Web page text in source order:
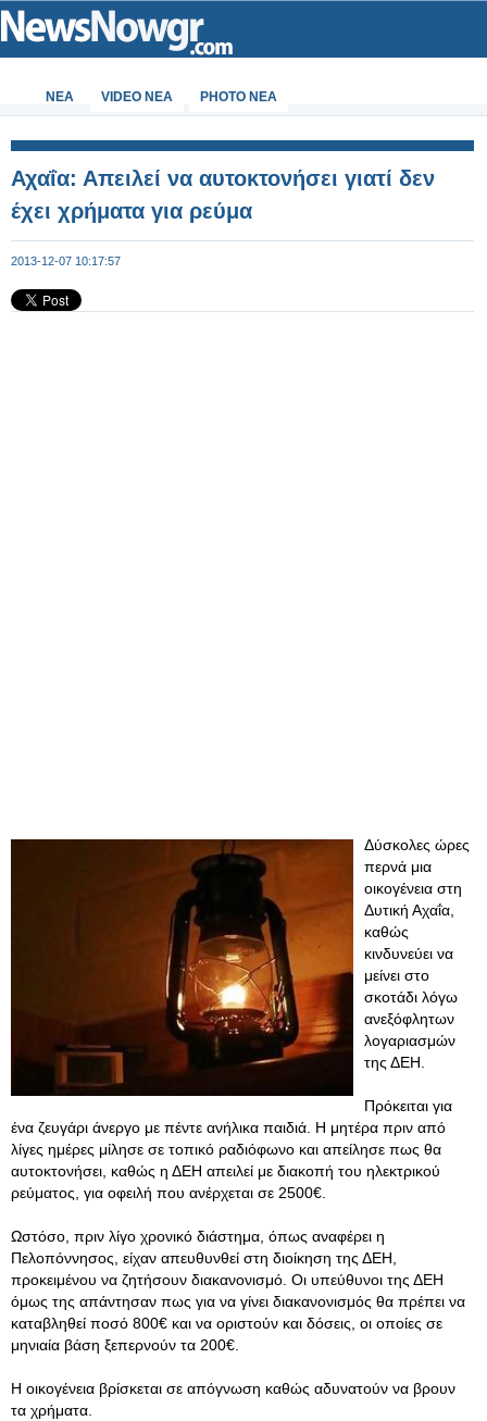
ΝΕΑ VIDEO NEA PHOTO NEA
Αχαΐα: Απειλεί να αυτοκτονήσει γιατί δεν
έχει χρήματα για ρεύμα
2013-12-07 10:17:57
Δύσκολες ώρες
περνά μια
οικογένεια στη
Δυτική Αχαΐα,
καθώς
κινδυνεύει να
μείνει στο
σκοτάδι λόγω
ανεξόφλητων
λογαριασμών
της ΔΕΗ.
Πρόκειται για
ένα ζευγάρι άνεργο με πέντε ανήλικα παιδιά. H μητέρα πριν από
λίγες ημέρες μίλησε σε τοπικό ραδιόφωνο και απείλησε πως θα
αυτοκτονήσει, καθώς η ΔΕΗ απειλεί με διακοπή του ηλεκτρικού
ρεύματος, για οφειλή που ανέρχεται σε 2500€.
Ωστόσο, πριν λίγο χρονικό διάστημα, όπως αναφέρει η
Πελοπόννησος, είχαν απευθυνθεί στη διοίκηση της ΔΕΗ,
προκειμένου να ζητήσουν διακανονισμό. Οι υπεύθυνοι της ΔΕΗ
όμως της απάντησαν πως για να γίνει διακανονισμός θα πρέπει να
καταβληθεί ποσό 800€ και να οριστούν και δόσεις, οι οποίες σε
μηνιαία βάση ξεπερνούν τα 200€.
Η οικογένεια βρίσκεται σε απόγνωση καθώς αδυνατούν να βρουν
τα χρήματα.